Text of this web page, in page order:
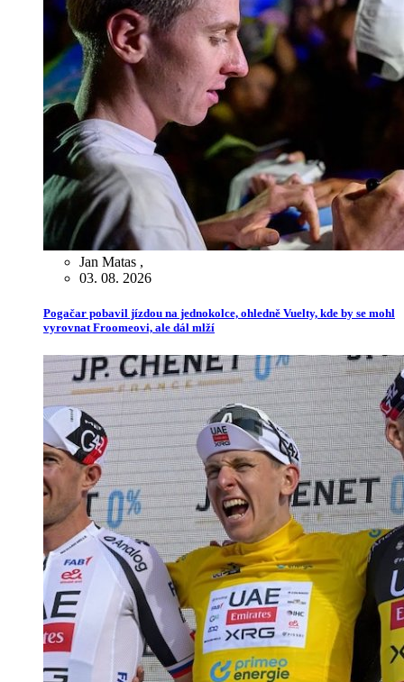
Jan Matas ,
03. 08. 2026
Pogačar pobavil jízdou na jednokolce, ohledně Vuelty, kde by se mohl
vyrovnat Froomeovi, ale dál mlží